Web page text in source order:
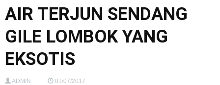
AIR TERJUN SENDANG
GILE LOMBOK YANG
EKSOTIS
ADMIN 01/07/2017